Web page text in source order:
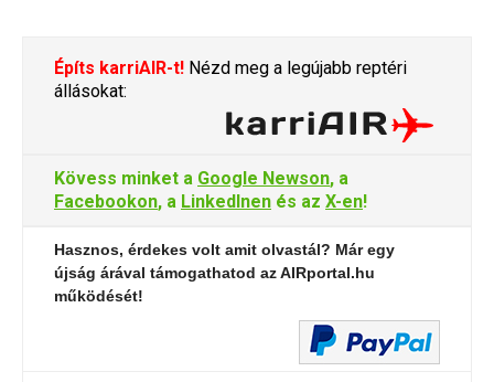
Építs karriAIR-t! Nézd meg a legújabb reptéri
állásokat:
Kövess minket a Google Newson, a
Facebookon, a LinkedInen és az X-en!
Hasznos, érdekes volt amit olvastál? Már egy
újság árával támogathatod az AIRportal.hu
működését!